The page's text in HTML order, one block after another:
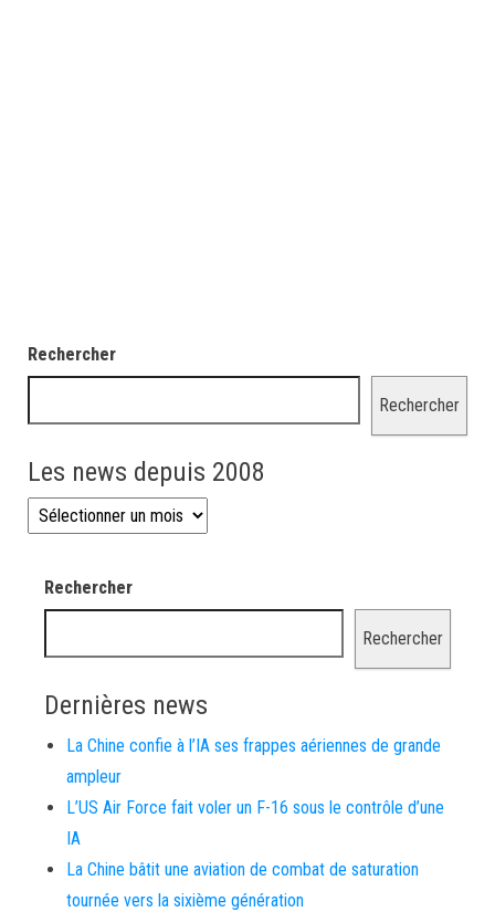
Rechercher
Rechercher
Les news depuis 2008
Les news depuis 2008
Rechercher
Rechercher
Dernières news
La Chine confie à l’IA ses frappes aériennes de grande
ampleur
L’US Air Force fait voler un F-16 sous le contrôle d’une
IA
La Chine bâtit une aviation de combat de saturation
tournée vers la sixième génération